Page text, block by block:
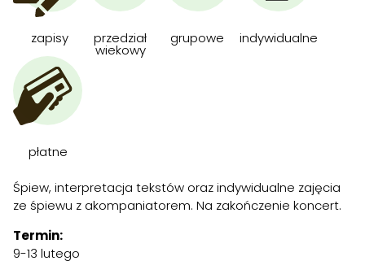
zapisy przedział
wiekowy
grupowe indywidualne
płatne
Śpiew, interpretacja tekstów oraz indywidualne zajęcia
ze śpiewu z akompaniatorem. Na zakończenie koncert.
Termin:
9-13 lutego